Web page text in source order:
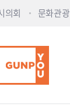
의회 문화관광